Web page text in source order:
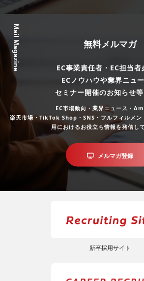
Mail Magazine 無料メルマガ
EC事業責任者・EC担当者
ECノウハウや業界ニュー
セミナー開催のお知らせ
EC市場動向・業界ニュース・
楽天市場・TikTok Shop・SNS・フルフィルメン
用におけるお役立ち情報を発信し
メルマガ登録
新卒採用サイト